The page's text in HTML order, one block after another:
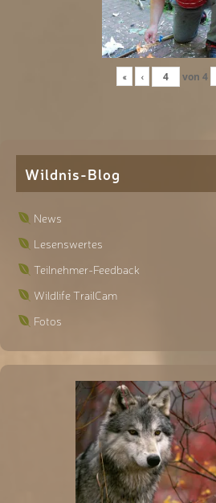
« ‹ von 4
Wildnis-Blog
News
Lesenswertes
Teilnehmer-Feedback
Wildlife TrailCam
Fotos